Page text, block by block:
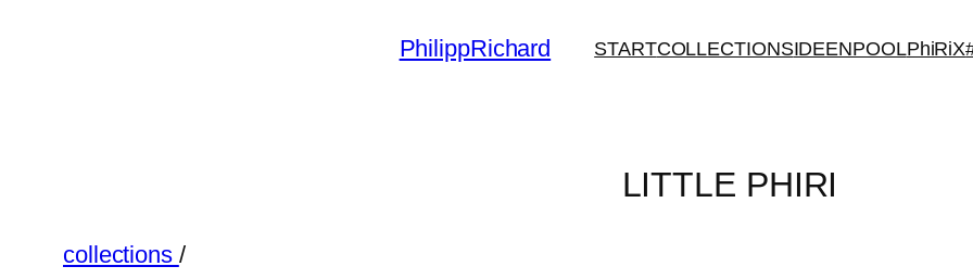
PhilippRichard STARTCOLLECTIONSIDEENPOOLPhiRiX
LITTLE PHIRI
collections /